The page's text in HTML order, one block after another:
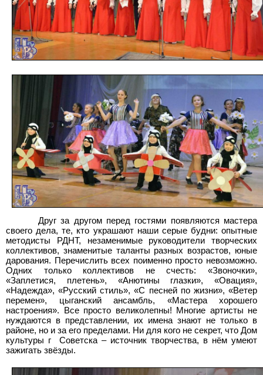
Друг за другом перед гостями появляются мастера
своего дела, те, кто украшают наши серые будни: опытные
методисты РДНТ, незаменимые руководители творческих
коллективов, знаменитые таланты разных возрастов, юные
дарования. Перечислить всех поименно просто невозможно.
Одних только коллективов не счесть: «Звоночки»,
«Заплетися, плетень», «Анютины глазки», «Овация»,
«Надежда», «Русский стиль», «С песней по жизни», «Ветер
перемен», цыганский ансамбль, «Мастера хорошего
настроения». Все просто великолепны! Многие артисты не
нуждаются в представлении, их имена знают не только в
районе, но и за его пределами. Ни для кого не секрет, что Дом
культуры г Советска – источник творчества, в нём умеют
зажигать звёзды.